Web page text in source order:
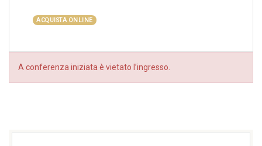
ACQUISTA ONLINE
A conferenza iniziata è vietato l’ingresso.